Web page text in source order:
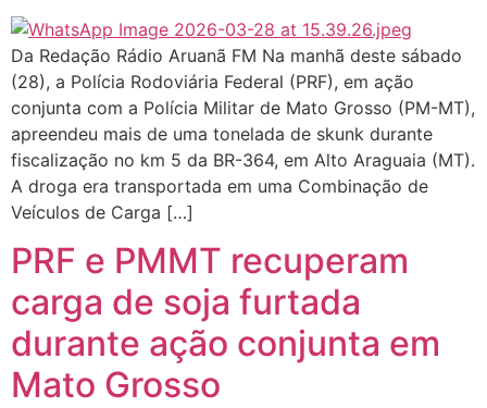
Da Redação Rádio Aruanã FM Na manhã deste sábado
(28), a Polícia Rodoviária Federal (PRF), em ação
conjunta com a Polícia Militar de Mato Grosso (PM-MT),
apreendeu mais de uma tonelada de skunk durante
fiscalização no km 5 da BR-364, em Alto Araguaia (MT).
A droga era transportada em uma Combinação de
Veículos de Carga […]
PRF e PMMT recuperam
carga de soja furtada
durante ação conjunta em
Mato Grosso